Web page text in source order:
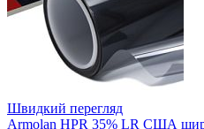
Швидкий перегляд
Armolan HPR 35% LR США